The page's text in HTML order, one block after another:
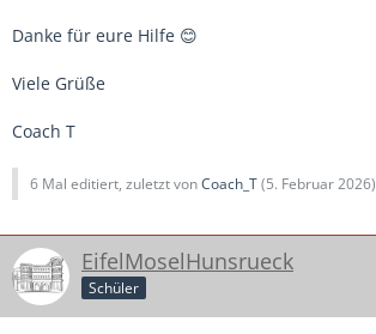
Danke für eure Hilfe 😊
Viele Grüße
Coach T
6 Mal editiert, zuletzt vonCoach_T(5. Februar 2026)
EifelMoselHunsrueck
Schüler